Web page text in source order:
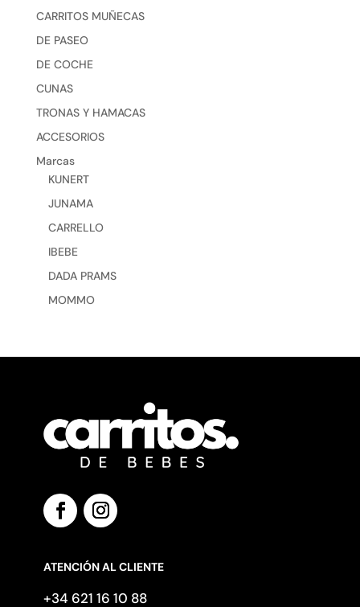
CARRITOS MUÑECAS
DE PASEO
DE COCHE
CUNAS
TRONAS Y HAMACAS
ACCESORIOS
Marcas
KUNERT
JUNAMA
CARRELLO
IBEBE
DADA PRAMS
MOMMO
ATENCIÓN AL CLIENTE
+34 621 16 10 88